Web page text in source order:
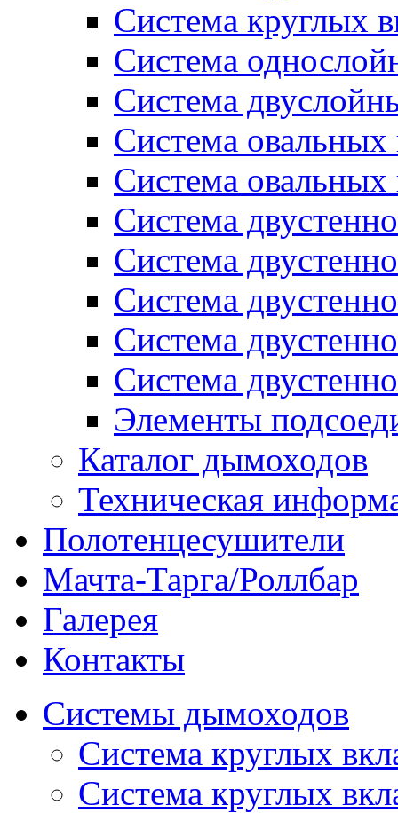
Система круглых
Система
Система
Система
Система
Система
Система
Система
Система
Система
Элементы
Каталог дымоходов
Техническая
Полотенцесушители
Мачта-Тарга/Роллбар
Галерея
Контакты
Системы дымоходов
Система круглых
Система круглых